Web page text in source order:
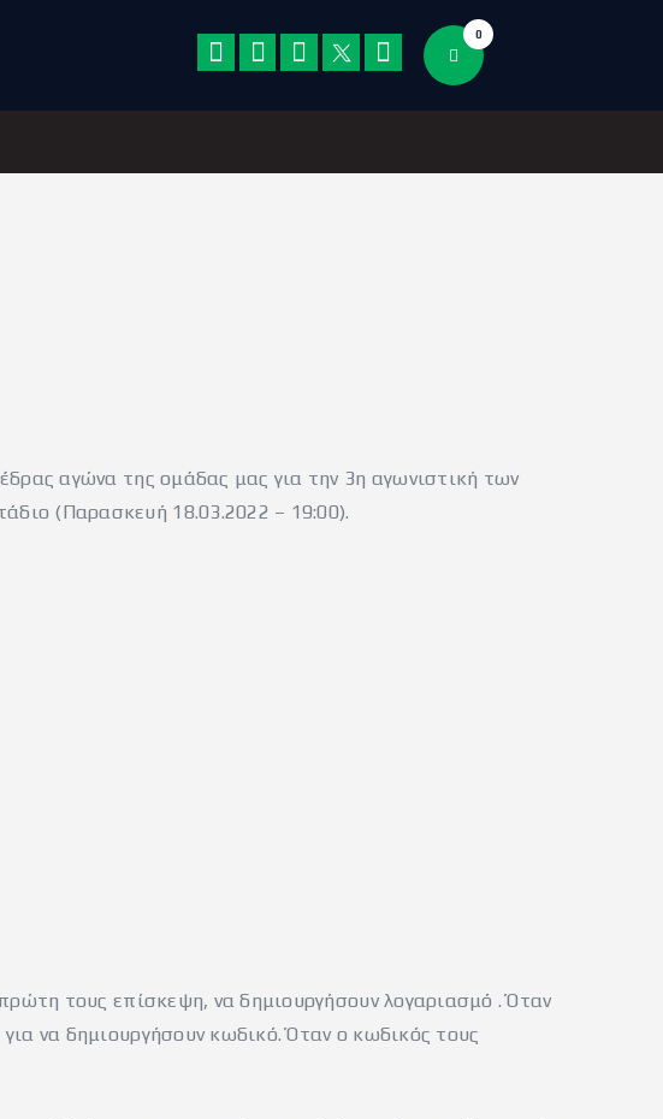
0
αγώνα της ομάδας μας για την 3η αγωνιστική των
(Παρασκευή 18.03.2022 – 19:00).
τους επίσκεψη, να δημιουργήσουν λογαριασμό . Όταν
να δημιουργήσουν κωδικό. Όταν ο κωδικός τους